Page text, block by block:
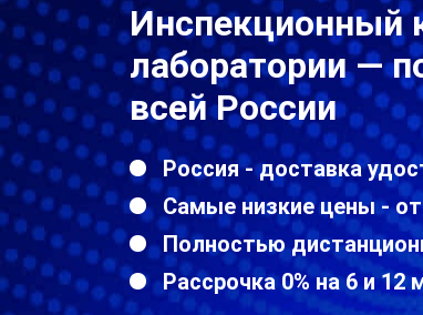
Инспекционный
лаборатории —
всей России
Россия - доставка
Самые низкие цены - от
Полностью
Рассрочка 0% на 6 и 12